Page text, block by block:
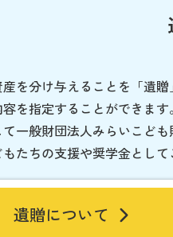
を分け与えることを「遺贈
を指定することができます
一般財団法人みらいこども
たちの支援や奨学金として
遺贈について